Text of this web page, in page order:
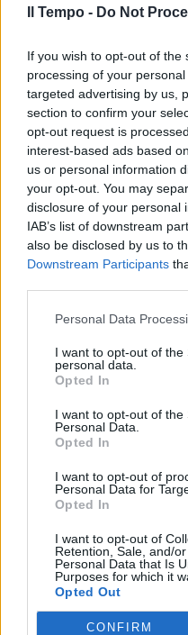
Il Tempo - Do Not
If you wish to opt-out of
processing of your
targeted advertising by us,
section to confirm your
opt-out request is
interest-based ads based
us or personal information
your opt-out. You may
disclosure of your personal
IAB’s list of downstream
also be disclosed by us to
Downstream Participants
Personal Data
I want to opt-out of the
personal data.
Opted In
I want to opt-out of the
Personal Data.
Opted In
I want to opt-out of
Personal Data for
Opted In
I want to opt-out of
Retention, Sale, and/
Personal Data that Is
Purposes for which it
Opted Out
CONFIRM